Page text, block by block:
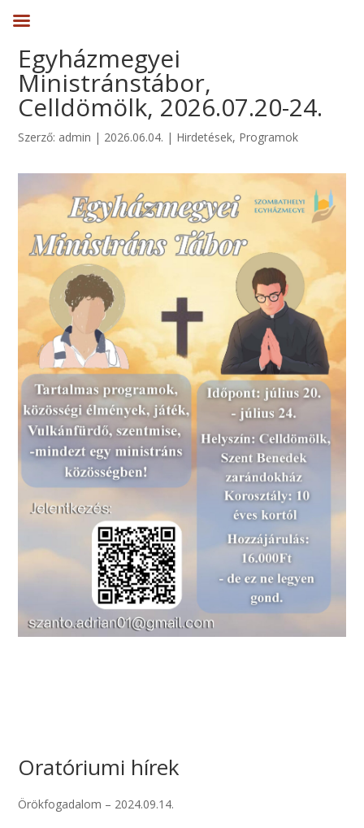
Egyházmegyei
Ministránstábor,
Celldömölk, 2026.07.20-24.
Szerző: admin | 2026.06.04. | Hirdetések, Programok
Oratóriumi hírek
Örökfogadalom – 2024.09.14.